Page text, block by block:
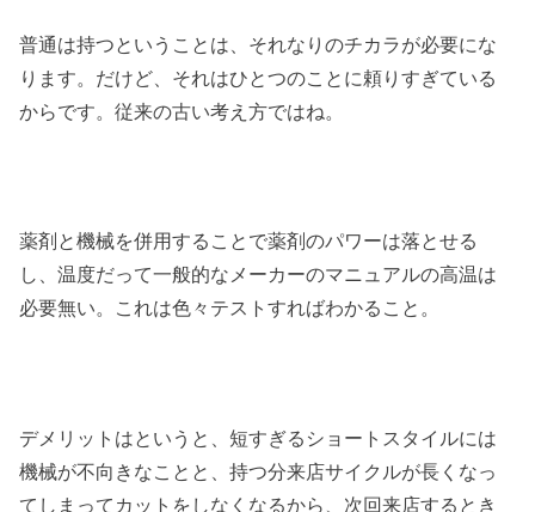
普通は持つということは、それなりのチカラが必要にな
ります。だけど、それはひとつのことに頼りすぎている
からです。従来の古い考え方ではね。
薬剤と機械を併用することで薬剤のパワーは落とせる
し、温度だって一般的なメーカーのマニュアルの高温は
必要無い。これは色々テストすればわかること。
デメリットはというと、短すぎるショートスタイルには
機械が不向きなことと、持つ分来店サイクルが長くなっ
てしまってカットをしなくなるから、次回来店するとき